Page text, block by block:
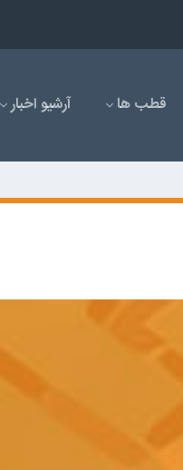
قطب ها آرشیو اخبار